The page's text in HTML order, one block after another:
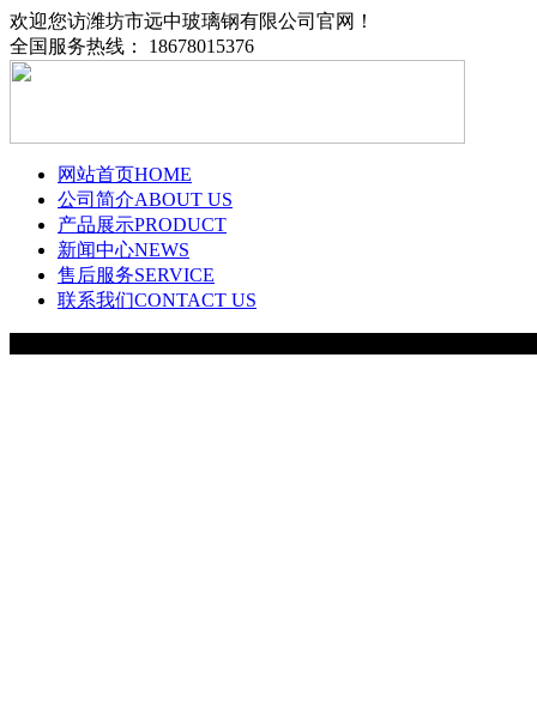
欢迎您访潍坊市远中玻璃钢有限公司官网！
全国服务热线： 18678015376
网站首页HOME
公司简介ABOUT US
产品展示PRODUCT
新闻中心NEWS
售后服务SERVICE
联系我们CONTACT US